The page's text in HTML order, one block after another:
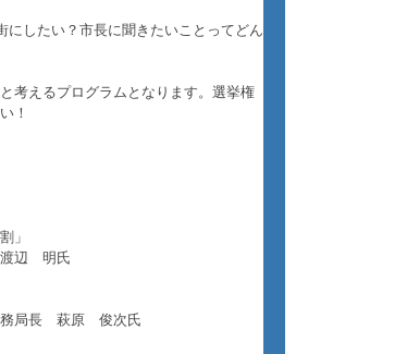
したい？市長に聞きたいことってどん
考えるプログラムとなります。選挙権
！
」
明氏
長 萩原 俊次氏